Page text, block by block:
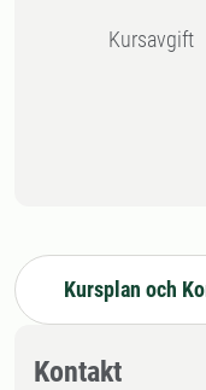
Kursavgift
Kursplan och
Kontakt